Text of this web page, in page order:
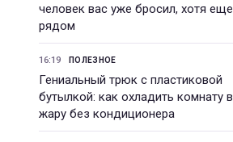
человек вас уже бросил, хотя еще
рядом
16:19 ПОЛЕЗНОЕ
Гениальный трюк с пластиковой
бутылкой: как охладить комнату в
жару без кондиционера